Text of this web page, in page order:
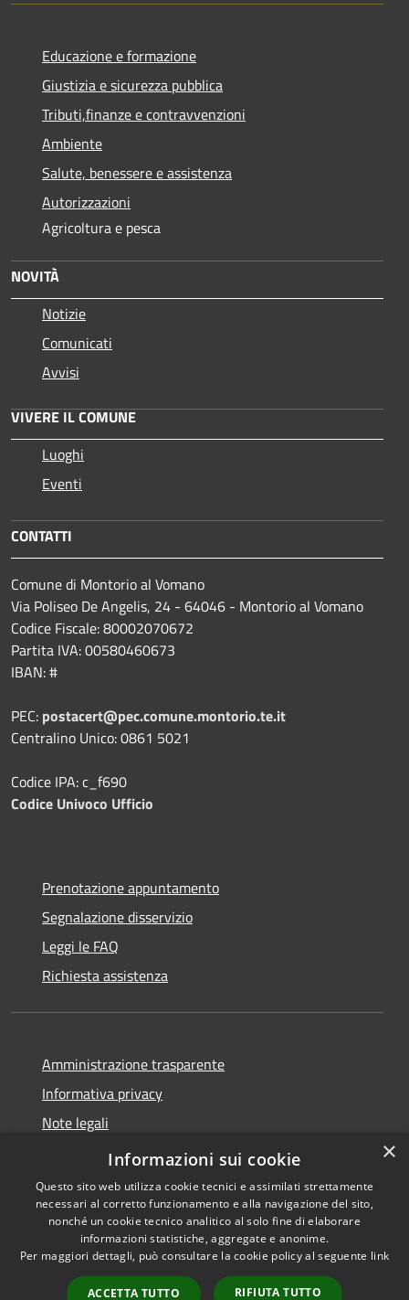
Educazione e formazione
Giustizia e sicurezza pubblica
Tributi,finanze e contravvenzioni
Ambiente
Salute, benessere e assistenza
Autorizzazioni
Agricoltura e pesca
NOVITÀ
Notizie
Comunicati
Avvisi
VIVERE IL COMUNE
Luoghi
Eventi
CONTATTI
Comune di Montorio al Vomano
Via Poliseo De Angelis, 24 - 64046 - Montorio al Vomano
Codice Fiscale: 80002070672
Partita IVA: 00580460673
IBAN: #
PEC: postacert@pec.comune.montorio.te.it
Centralino Unico: 0861 5021
Codice IPA: c_f690
Codice Univoco Ufficio
Prenotazione appuntamento
Segnalazione disservizio
Leggi le FAQ
Richiesta assistenza
Amministrazione trasparente
Informativa privacy
Note legali
Dichiarazione di accessibilità
Accessibilità
Copyright © 2026 • Comune di
Montorio al Vomano • Powered
byMunicipium
Accesso
×
Informazioni sui cookie
Questo sito web utilizza cookie tecnici e assimilati strettamente
necessari al corretto funzionamento e alla navigazione del sito,
nonché un cookie tecnico analitico al solo fine di elaborare
informazioni statistiche, aggregate e anonime.
Per maggiori dettagli, può consultare la cookie policy al seguente link
ACCETTA TUTTO RIFIUTA TUTTO